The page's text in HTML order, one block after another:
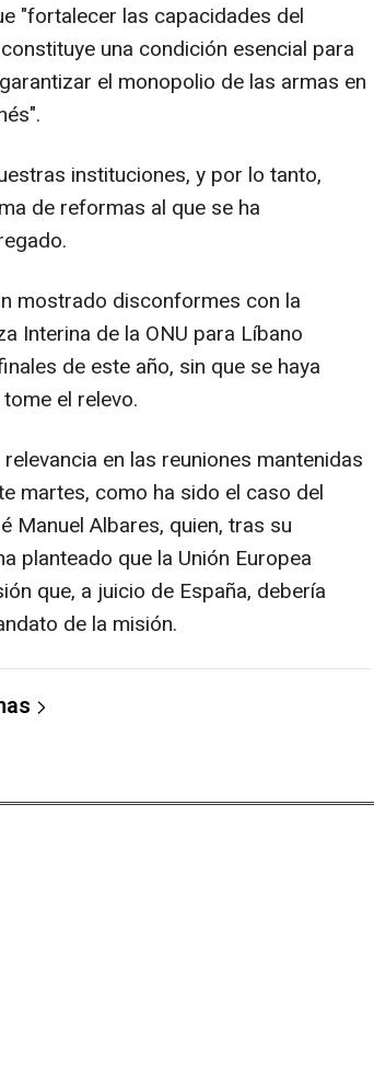
"fortalecer las capacidades del
una condición esencial para
el monopolio de las armas en
instituciones, y por lo tanto,
de reformas al que se ha
mostrado disconformes con la
Interina de la ONU para Líbano
de este año, sin que se haya
el relevo.
en las reuniones mantenidas
martes, como ha sido el caso del
Manuel Albares, quien, tras su
planteado que la Unión Europea
que, a juicio de España, debería
de la misión.